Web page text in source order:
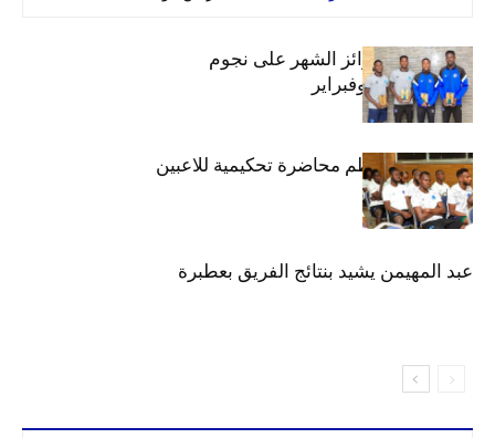
الهلال يوزع جوائز الشهر على نجوم
ديسمبر.. يناير وفبراير
دائرة الكرة تنظم محاضرة تحكيمية للاعبين
عبد المهيمن يشيد بنتائج الفريق بعطبرة